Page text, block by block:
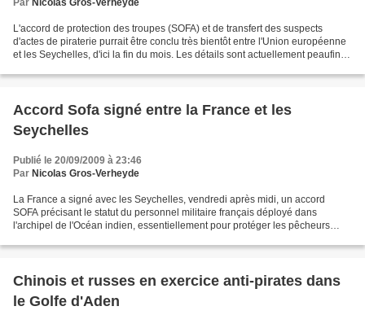
Par Nicolas Gros-Verheyde
L'accord de protection des troupes (SOFA) et de transfert des suspects
d'actes de piraterie purrait être conclu très bientôt entre l'Union européenne
et les Seychelles, d'ici la fin du mois. Les détails sont actuellement peaufinés
Accord Sofa signé entre la France et les
Seychelles
Publié le 20/09/2009 à 23:46
Par Nicolas Gros-Verheyde
La France a signé avec les Seychelles, vendredi après midi, un accord
SOFA précisant le statut du personnel militaire français déployé dans
l'archipel de l'Océan indien, essentiellement pour protéger les pêcheurs
Chinois et russes en exercice anti-pirates dans
le Golfe d'Aden